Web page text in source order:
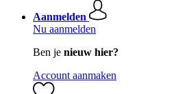
Aanmelden
Nu aanmelden
Ben je nieuw hier?
Account aanmaken